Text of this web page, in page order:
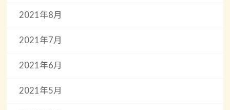
2021年8月
2021年7月
2021年6月
2021年5月